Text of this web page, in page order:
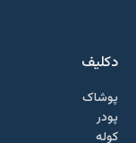
دکلیف​
پوشاک
پودر
کوله